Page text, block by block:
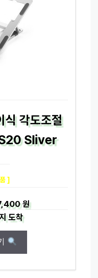
식 각도조절
Sliver
]
원
도착